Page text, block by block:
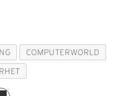
COMPUTERWORLD